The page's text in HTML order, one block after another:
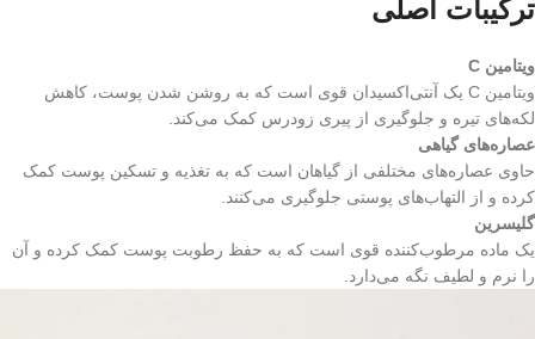
ترکیبات اصلی
ویتامین C
ویتامین C یک آنتی‌اکسیدان قوی است که به روشن شدن پوست، کاهش
لکه‌های تیره و جلوگیری از پیری زودرس کمک می‌کند.
عصاره‌های گیاهی
حاوی عصاره‌های مختلفی از گیاهان است که به تغذیه و تسکین پوست کمک
کرده و از التهاب‌های پوستی جلوگیری می‌کنند.
گلیسرین
یک ماده مرطوب‌کننده قوی است که به حفظ رطوبت پوست کمک کرده و آن
را نرم و لطیف نگه می‌دارد.